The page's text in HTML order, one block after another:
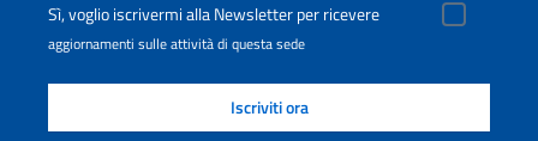
Sì, voglio iscrivermi alla Newsletter per ricevere
aggiornamenti sulle attività di questa sede